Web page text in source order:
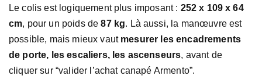
Le colis est logiquement plus imposant : 252 x 109 x 64
cm, pour un poids de87 kg. Là aussi, la manœuvre est
possible, mais mieux vaut mesurer les encadrements
de porte, les escaliers, les ascenseurs, avant de
cliquer sur “valider l’achat canapé Armento”.